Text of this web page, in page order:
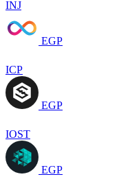
INJ
EGP
ICP
EGP
IOST
EGP